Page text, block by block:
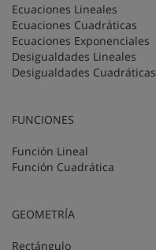
Ecuaciones Lineales
Ecuaciones Cuadráticas
Ecuaciones Exponenciales
Desigualdades Lineales
Desigualdades Cuadráticas
FUNCIONES
Función Lineal
Función Cuadrática
GEOMETRÍA
Rectángulo